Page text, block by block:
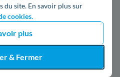
du site. En savoir plus sur
cookies.
plus
& Fermer